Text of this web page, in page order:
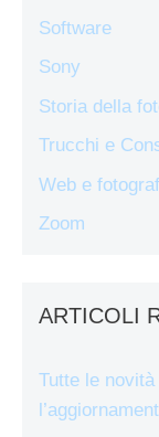
Software
Sony
Storia della
Trucchi e
Web e
Zoom
ARTICOLI
Tutte le